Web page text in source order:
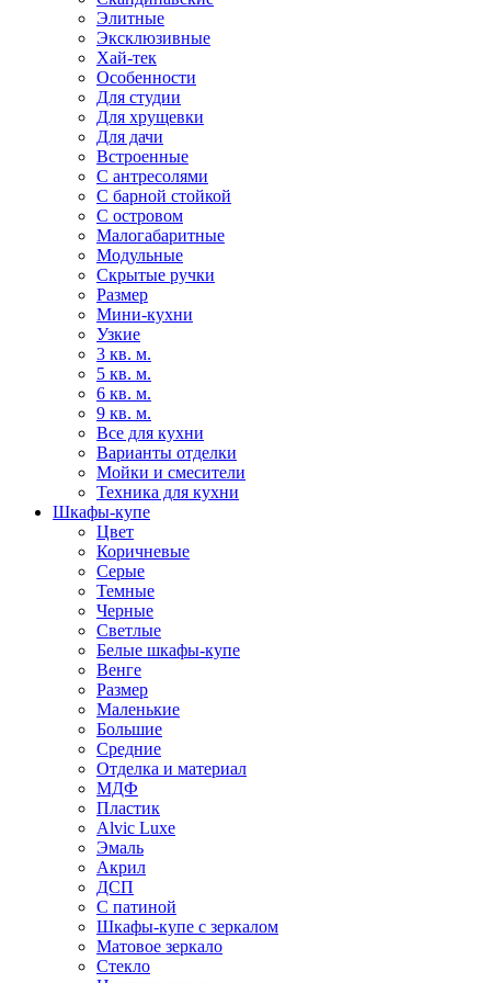
Элитные
Эксклюзивные
Хай-тек
Особенности
Для студии
Для хрущевки
Для дачи
Встроенные
С антресолями
С барной стойкой
С островом
Малогабаритные
Модульные
Скрытые ручки
Размер
Мини-кухни
Узкие
3 кв. м.
5 кв. м.
6 кв. м.
9 кв. м.
Все для кухни
Варианты отделки
Мойки и смесители
Техника для кухни
Шкафы-купе
Цвет
Коричневые
Серые
Темные
Черные
Светлые
Белые шкафы-купе
Венге
Размер
Маленькие
Большие
Средние
Отделка и материал
МДФ
Пластик
Alvic Luxe
Эмаль
Акрил
ДСП
С патиной
Шкафы-купе с зеркалом
Матовое зеркало
Стекло